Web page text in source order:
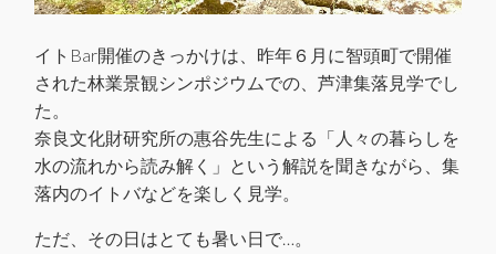
イトBar開催のきっかけは、昨年６月に智頭町で開催
された林業景観シンポジウムでの、芦津集落見学でし
た。
奈良文化財研究所の惠谷先生による「人々の暮らしを
水の流れから読み解く」という解説を聞きながら、集
落内のイトバなどを楽しく見学。
ただ、その日はとても暑い日で…。